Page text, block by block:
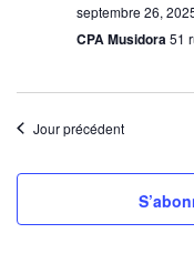
septembre 26,
CPA Musidora51
Jour précédent